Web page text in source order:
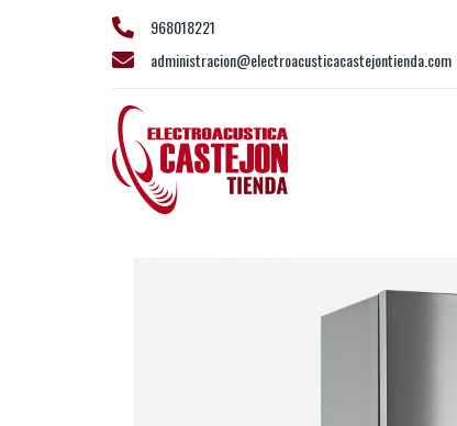
968018221
administracion@electroacusticacastejontienda.com